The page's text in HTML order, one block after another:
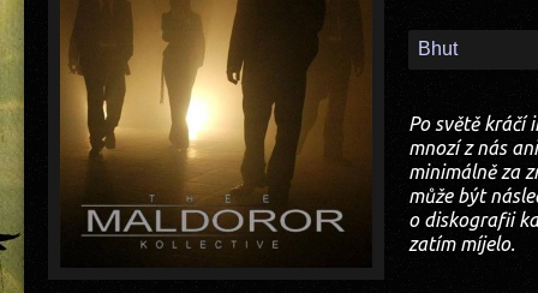
Bhut
Po světě kráčí
mnozí z nás
minimálně za
může být
o diskografii
zatím míjelo.